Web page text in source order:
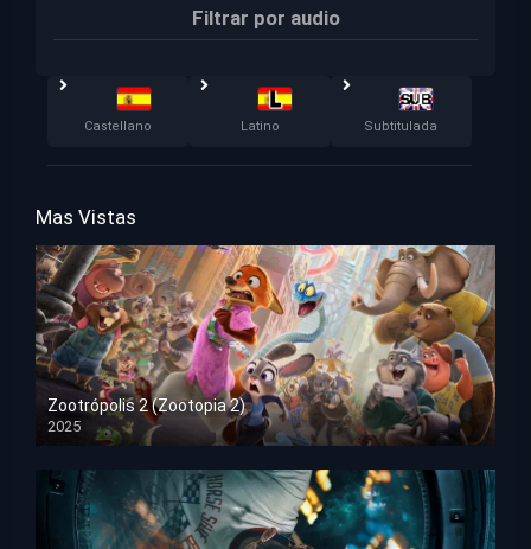
Filtrar por audio
Castellano Latino Subtitulada
Mas Vistas
Zootrópolis 2 (Zootopia 2)
2025
HD 1080p